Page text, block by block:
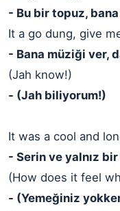
- Bu bir topuz, bana
It a go dung, give
- Bana müziği ver,
(Jah know!)
- (Jah biliyorum!)
It was a cool and
- Serin ve yalnız
(How does it feel
- (Yemeğiniz